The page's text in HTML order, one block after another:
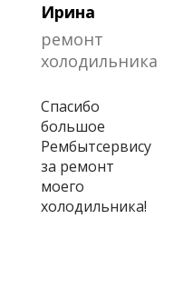
Ирина
ремонт
холодильника
Спасибо
большое
Рембытсервису
за ремонт
моего
холодильника!